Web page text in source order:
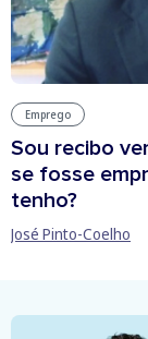
Emprego
Sou recibo
se fosse
tenho?
José Pinto-Coelho